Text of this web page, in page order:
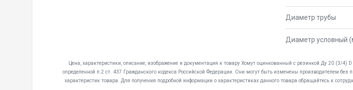
Диаметр трубы
Диаметр условный
Цена, характеристики, описание, изображение и документация к товару Хомут оцинкованный с резинкой Ду 20 (3/
определенной п.2 ст. 437 Гражданского кодекса Российской Федерации. Они могут быть изменены производителем без
характеристик товара. Для получения подробной информации о характеристиках данного товара обращайтесь к